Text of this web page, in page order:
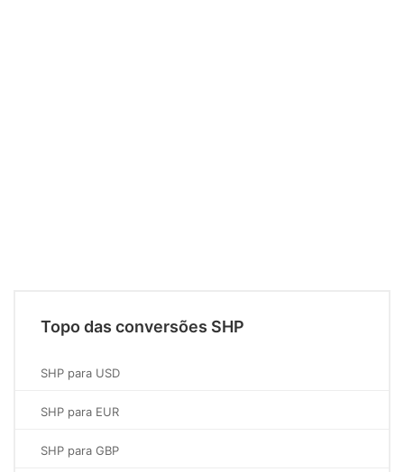
Topo das conversões SHP
SHP para USD
SHP para EUR
SHP para GBP